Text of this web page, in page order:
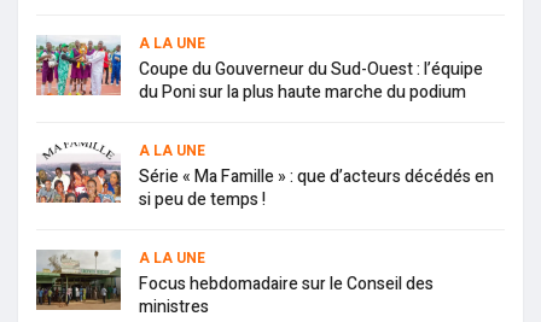
A LA UNE
Coupe du Gouverneur du Sud-Ouest : l’équipe
du Poni sur la plus haute marche du podium
A LA UNE
Série « Ma Famille » : que d’acteurs décédés en
si peu de temps !
A LA UNE
Focus hebdomadaire sur le Conseil des
ministres